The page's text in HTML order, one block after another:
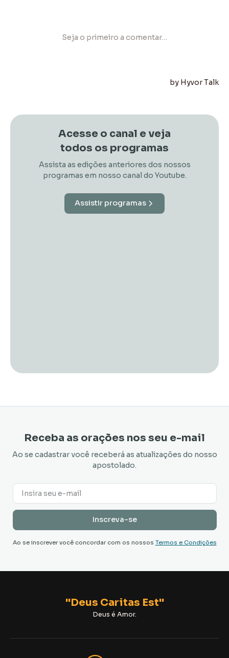
Acesse o canal e veja
todos os programas
Assista as edições anteriores dos nossos
programas em nosso canal do Youtube.
Assistir programas
Receba as orações nos seu e-mail
Ao se cadastrar você receberá as atualizações do nosso
apostolado.
Ao se inscrever você concordar com os nossos Termos e Condições
"Deus Caritas Est"
Deus é Amor.